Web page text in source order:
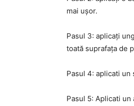
mai ușor.
Pasul 3: aplicați
toată suprafața de
Pasul 4: aplicati
Pasul 5: Aplicati